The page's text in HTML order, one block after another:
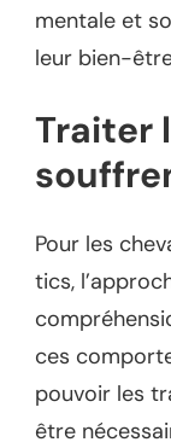
mentale et
leur bien-
Traiter
Pour les
tics,
ces
pouvoir les
être